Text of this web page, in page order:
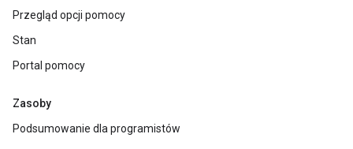
Przegląd opcji pomocy
Stan
Portal pomocy
Zasoby
Podsumowanie dla programistów